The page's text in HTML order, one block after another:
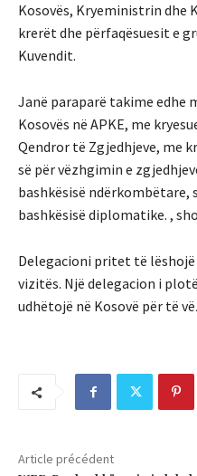
Kosovës, Kryeministrin dhe
krerët dhe përfaqësuesit e
Kuvendit.
Janë paraparë takime edhe
Kosovës në APKE, me
Qendror të Zgjedhjeve, me
së për vëzhgimin e
bashkësisë ndërkombëtare,
bashkësisë diplomatike. ,
Delegacioni pritet të
vizitës. Një delegacion i
udhëtojë në Kosovë për të
Article précédent